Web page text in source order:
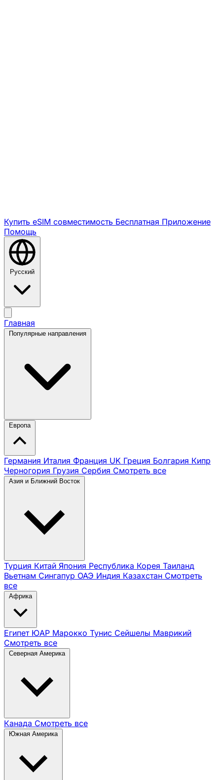
Купить eSIM совместимость Бесплатная Приложение
Помощь
Русский
Главная
Популярные направления
Европа
Германия Италия Франция UK Греция Болгария Кипр
Черногория Грузия Сербия Смотреть все
Азия и Ближний Восток
Турция Китай Япония Республика Корея Таиланд
Вьетнам Сингапур ОАЭ Индия Казахстан Смотреть
все
Африка
Египет ЮАР Марокко Тунис Сейшелы Маврикий
Смотреть все
Северная Америка
Канада Смотреть все
Южная Америка